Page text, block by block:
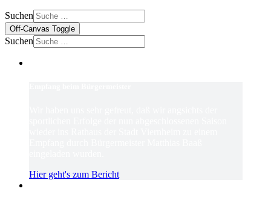
Suchen
Off-Canvas Toggle
Suchen
Hier geht's zum Bericht